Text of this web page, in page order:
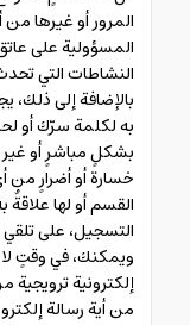
المرور أو غيرها
المسؤولية على
النشاطات التي
بالإضافة إلى
به لكلمة سرّك أو
بشكلٍ مباشرٍ أو
خسارة أو أضرارٍ من
القسم أو لها علاقةٌ
التسجيل، على
ويمكنك، في وقتٍ
إلكترونية
من أية رسالة